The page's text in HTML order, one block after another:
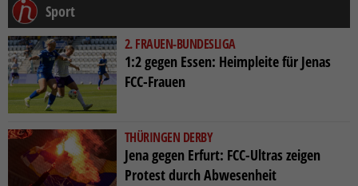
Sport
2. FRAUEN-BUNDESLIGA
1:2 gegen Essen: Heimpleite für Jenas
FCC-Frauen
THÜRINGEN DERBY
Jena gegen Erfurt: FCC-Ultras zeigen
Protest durch Abwesenheit